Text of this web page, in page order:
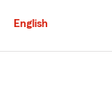
English